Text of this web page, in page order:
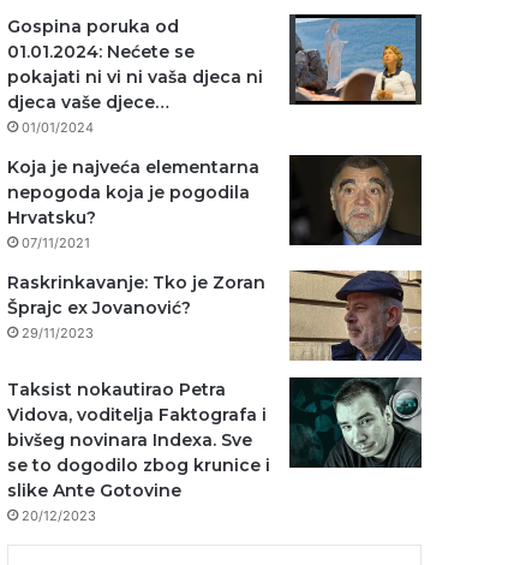
Gospina poruka od
01.01.2024: Nećete se
pokajati ni vi ni vaša djeca ni
djeca vaše djece…
01/01/2024
Koja je najveća elementarna
nepogoda koja je pogodila
Hrvatsku?
07/11/2021
Raskrinkavanje: Tko je Zoran
Šprajc ex Jovanović?
29/11/2023
Taksist nokautirao Petra
Vidova, voditelja Faktografa i
bivšeg novinara Indexa. Sve
se to dogodilo zbog krunice i
slike Ante Gotovine
20/12/2023